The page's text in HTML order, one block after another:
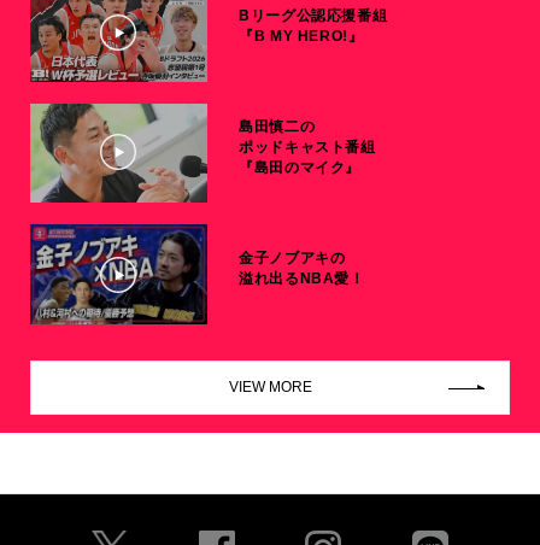
Bリーグ公認応援番組
『B MY HERO!』
島田慎二の
ポッドキャスト番組
『島田のマイク』
金子ノブアキの
溢れ出るNBA愛！
VIEW MORE